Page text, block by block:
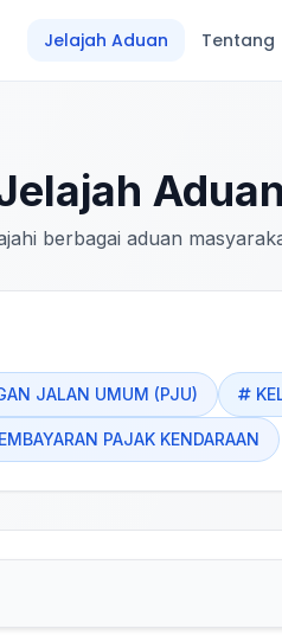
Jelajah Aduan
Tentang
Aduan
berbagai aduan
JALAN UMUM (PJU)
PAJAK KENDARAAN